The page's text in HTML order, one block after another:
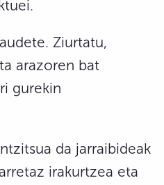
Ziurtatu,
arazoren bat
gurekin
da jarraibideak
arretaz irakurtzea eta